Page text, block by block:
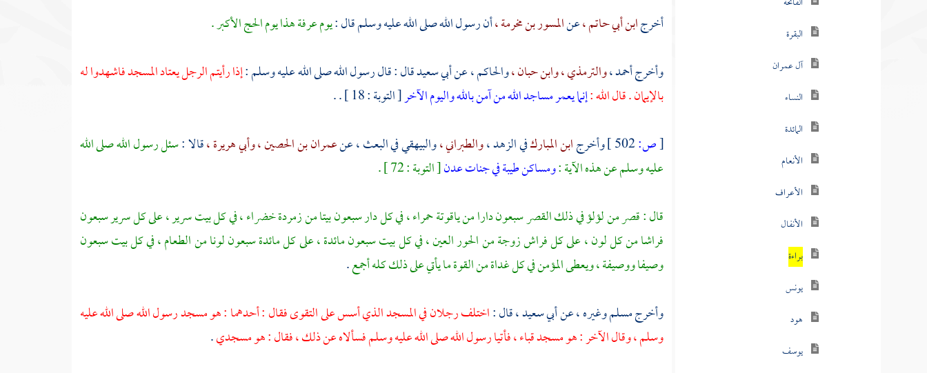
الفاتحة
البقرة
آل عمران
النساء
المائدة
الأنعام
الأعراف
الأنفال
براءة
يونس
هود
يوسف
أخرجابن أبي حاتم ،عنالمسور بن مخرمة ،أن رسول الله صلى الله عليه وسلم قال :يوم عرفة هذا يوم الحج الأكبر .
وأخرجأحمد ،والترمذي ،وابن حبان ،والحاكم ،عنأبي سعيدقال : قال رسول الله صلى الله عليه وسلم :إذا رأيتم الرجل يعتاد المسجد فاشهدوا له
بالإيمان . قال الله :إنما يعمر مساجد الله من آمن بالله واليوم الآخر[ التوبة : 18 ] . .
[ص: وأخرجابن المباركفي الزهد ،والطبراني ،والبيهقيفي البعث ، عنعمران بن الحصين ،وأبي هريرة ،قالا :سئل رسول الله صلى الله
عليه وسلم عن هذه الآية :ومساكن طيبة في جنات عدن[ التوبة : 72 ] .
قال : قصر من لؤلؤ في ذلك القصر سبعون دارا من ياقوتة حمراء ، في كل دار سبعون بيتا من زمردة خضراء ، في كل بيت سرير ، على كل سرير سبعون
فراشا من كل لون ، على كل فراش زوجة من الحور العين ، في كل بيت سبعون مائدة ، على كل مائدة سبعون لونا من الطعام ، في كل بيت سبعون
وصيفا ووصيفة ، ويعطى المؤمن في كل غداة من القوة ما يأتي على ذلك كله أجمع.
وأخرجمسلموغيره ، عنأبي سعيد ،قال :اختلف رجلان في المسجد الذي أسس على التقوى فقال : أحدهما : هومسجد رسول اللهصلى الله عليه
وسلم ، وقال الآخر : هومسجد قباء ،فأتيا رسول الله صلى الله عليه وسلم فسألاه عن ذلك ، فقال : هو مسجدي.